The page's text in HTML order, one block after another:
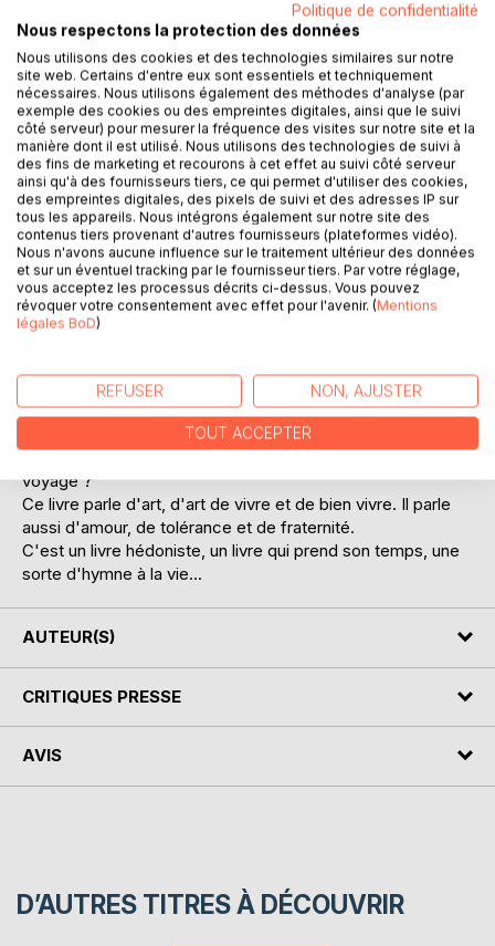
Le temps passe, les siècles laissent leurs témoignages et
les hommes voyagent. Pour des femmes et des idées,
pour l'art et la beauté.
Pour Claudia et Maria-Maddalena, la rencontre qui
bouleversera leurs vies se fera aussi autour de l'art.
Claudia est conservatrice et restauratrice d'art au musée
des Offices. Elle travaille sur une toile du peintre anglais
préraphaélite, Anthony Frederick Sandys.
Maria-Maddalena est une descendante de ce peintre.
Dans un camaïeu riche de sentiments, de petites touches
de couleurs en aplats magistraux, les deux femmes nouent
une amitié hors norme dans la belle Toscane de la Villa des
Orangers.
De là, de verres de gin en éclats de rire, de larmes en
Maria-Maddalena, dans une phase dépressive
inconsciente va puiser en Claudia son élan de vie et son
aptitude au bonheur. Quant à Claudia, que dire de cette
femme, sinon, qu'elle est elle-même une invitation au
voyage ?
Ce livre parle d'art, d'art de vivre et de bien vivre. Il parle
aussi d'amour, de tolérance et de fraternité.
C'est un livre hédoniste, un livre qui prend son temps, une
sorte d'hymne à la vie...
AUTEUR(S)
CRITIQUES PRESSE
AVIS
D’AUTRES TITRES À DÉCOUVRIR
Politique de confidentialité
Nous respectons la protection des données
Nous utilisons des cookies et des technologies similaires sur notre
site web. Certains d'entre eux sont essentiels et techniquement
nécessaires. Nous utilisons également des méthodes d'analyse (par
exemple des cookies ou des empreintes digitales, ainsi que le suivi
côté serveur) pour mesurer la fréquence des visites sur notre site et la
manière dont il est utilisé. Nous utilisons des technologies de suivi à
des fins de marketing et recourons à cet effet au suivi côté serveur
ainsi qu'à des fournisseurs tiers, ce qui permet d'utiliser des cookies,
des empreintes digitales, des pixels de suivi et des adresses IP sur
tous les appareils. Nous intégrons également sur notre site des
contenus tiers provenant d'autres fournisseurs (plateformes vidéo).
Nous n'avons aucune influence sur le traitement ultérieur des données
et sur un éventuel tracking par le fournisseur tiers. Par votre réglage,
vous acceptez les processus décrits ci-dessus. Vous pouvez
révoquer votre consentement avec effet pour l'avenir. (Mentions
légales BoD)
REFUSER NON, AJUSTER
TOUT ACCEPTER